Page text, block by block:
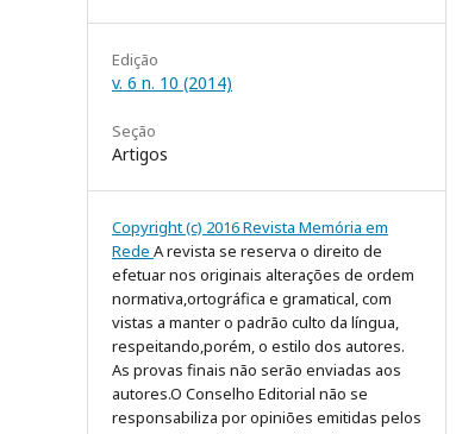
Edição
v. 6 n. 10 (2014)
Seção
Artigos
Copyright (c) 2016 Revista Memória em
Rede A revista se reserva o direito de
efetuar nos originais alterações de ordem
normativa,ortográfica e gramatical, com
vistas a manter o padrão culto da língua,
respeitando,porém, o estilo dos autores.
As provas finais não serão enviadas aos
autores.O Conselho Editorial não se
responsabiliza por opiniões emitidas pelos